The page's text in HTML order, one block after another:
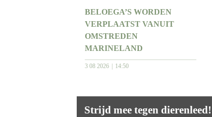
BELOEGA’S WORDEN
VERPLAATST VANUIT
OMSTREDEN
MARINELAND
3 08 2026 14:50
Strijd mee tegen dierenleed!